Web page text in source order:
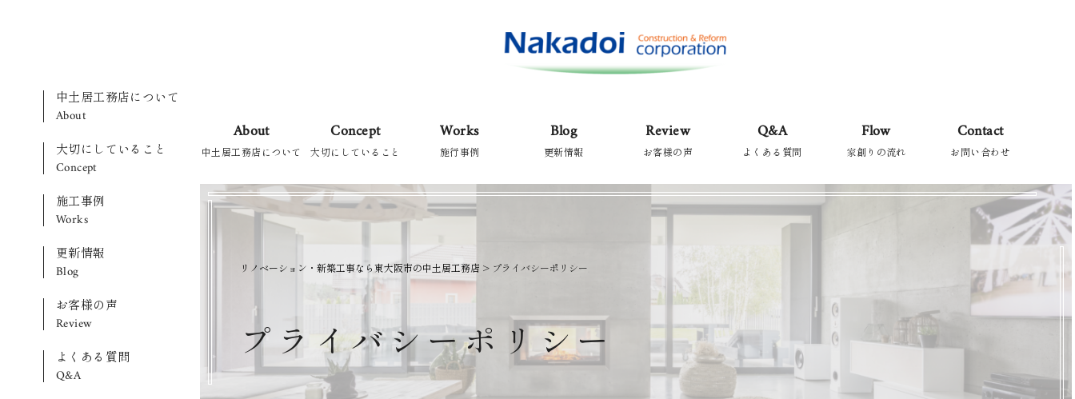
About
中土居工務店について
Concept
大切にしていること
Works
施行事例
Blog
更新情報
Review
お客様の声
Q&A
よくある質問
Flow
家創りの流れ
Contact
お問い合わせ
中土居工務店について
About
大切にしていること
Concept
施工事例
Works
更新情報
Blog
お客様の声
Review
よくある質問
Q&A
リノベーション・新築工事なら東大阪市の中土居工務店 > プライバシーポリシー
プ ラ イバシーポ リシー